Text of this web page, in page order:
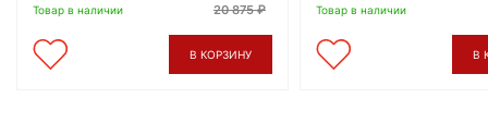
Товар в наличии 20 875
В КОРЗИНУ
Товар в наличии
В